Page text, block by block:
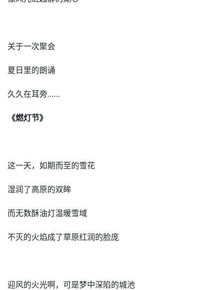
关于一次聚会
夏日里的朗诵
久久在耳旁……
《燃灯节》
这一天，如期而至的雪花
湿润了高原的双眸
而无数酥油灯温暖雪域
不灭的火焰成了草原红润的脸庞
迎风的火光啊，可是梦中深陷的城池